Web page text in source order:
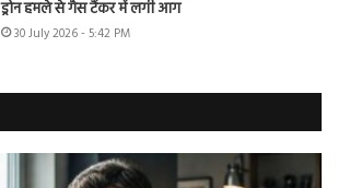
ड्रोन हमले से गैस टैंकर में लगी आग
30 July 2026 - 5:42 PM